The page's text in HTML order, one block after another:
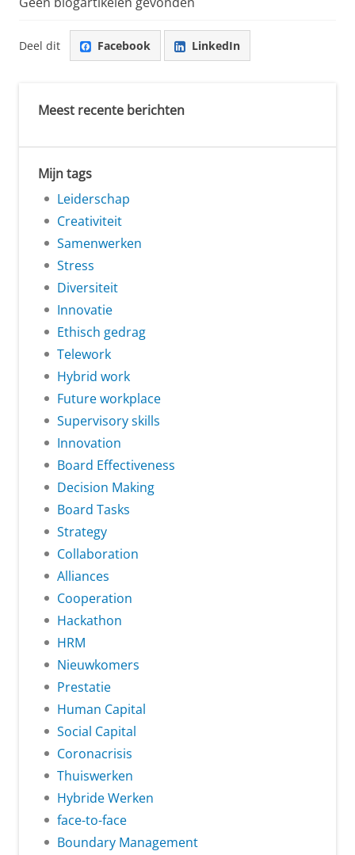
Deel dit Facebook LinkedIn
Meest recente berichten
Mijn tags
Leiderschap
Creativiteit
Samenwerken
Stress
Diversiteit
Innovatie
Ethisch gedrag
Telework
Hybrid work
Future workplace
Supervisory skills
Innovation
Board Effectiveness
Decision Making
Board Tasks
Strategy
Collaboration
Alliances
Cooperation
Hackathon
HRM
Nieuwkomers
Prestatie
Human Capital
Social Capital
Coronacrisis
Thuiswerken
Hybride Werken
face-to-face
Boundary Management